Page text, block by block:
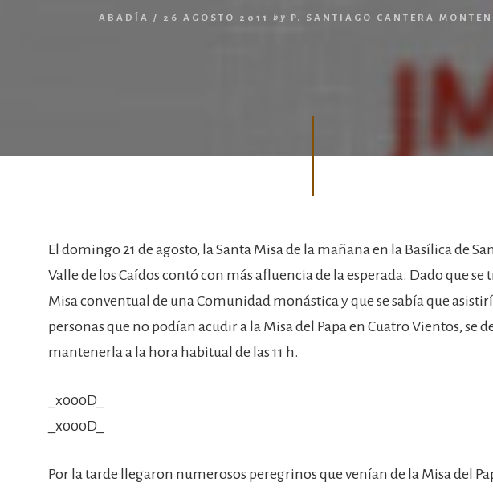
ABADÍA / 26 AGOSTO 2011 by P. SANTIAGO CANTERA
El domingo 21 de agosto, la Santa Misa de la mañana en la Basílica de
Valle de los Caídos contó con más afluencia de la esperada. Dado que se
Misa conventual de una Comunidad monástica y que se sabía que
personas que no podían acudir a la Misa del Papa en Cuatro Vientos, se
mantenerla a la hora habitual de las 11 h.
_x000D_
_x000D_
Por la tarde llegaron numerosos peregrinos que venían de la Misa del